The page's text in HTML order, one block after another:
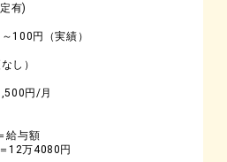
有)
100円（実績）
し）
円/月
給与額
12万4080円